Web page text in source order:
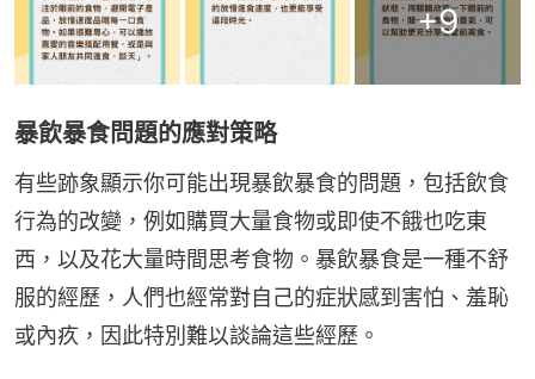
+9
暴飲暴食問題的應對策略
有些跡象顯示你可能出現暴飲暴食的問題，包括飲食
行為的改變，例如購買大量食物或即使不餓也吃東
西，以及花大量時間思考食物。暴飲暴食是一種不舒
服的經歷，人們也經常對自己的症狀感到害怕、羞恥
或內疚，因此特別難以談論這些經歷。